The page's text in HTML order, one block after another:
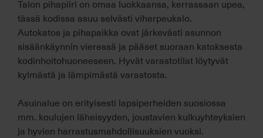
Talon pihapiiri on omaa luokkaansa, kerrassaan upea,
tässä kodissa asuu selvästi viherpeukalo.
Autokatos ja pihapaikka ovat järkevästi asunnon
sisäänkäynnin vieressä ja pääset suoraan katoksesta
kodinhoitohuoneeseen. Hyvät varastotilat löytyvät
kylmästä ja lämpimästä varastosta.
Asuinalue on erityisesti lapsiperheiden suosiossa
mm. koulujen läheisyyden, joustavien kulkuyhteyksien
ja hyvien harrastusmahdollisuuksien vuoksi.